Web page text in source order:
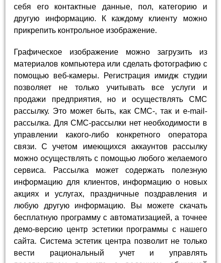
себя его контактные данные, пол, категорию и
другую информацию. К каждому клиенту можно
прикрепить контрольное изображение.
Графическое изображение можно загрузить из
материалов компьютера или сделать фотографию с
помощью веб-камеры. Регистрация имидж студии
позволяет не только учитывать все услуги и
продажи предприятия, но и осуществлять СМС
рассылку. Это может быть, как СМС-, так и e-mail-
рассылка. Для СМС-рассылки нет необходимости в
управлении какого-либо конкретного оператора
связи. С учетом имеющихся аккаунтов рассылку
можно осуществлять с помощью любого желаемого
сервиса. Рассылка может содержать полезную
информацию для клиентов, информацию о новых
акциях и услугах, праздничные поздравления и
любую другую информацию. Вы можете скачать
бесплатную программу с автоматизацией, а точнее
демо-версию центр эстетики программы с нашего
сайта. Система эстетик центра позволит не только
вести рациональный учет и управлять